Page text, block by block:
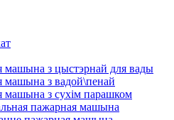
машына з цыстэрнай для вады
машына з вадой\пенай
машына з сухім парашком
пажарная машына